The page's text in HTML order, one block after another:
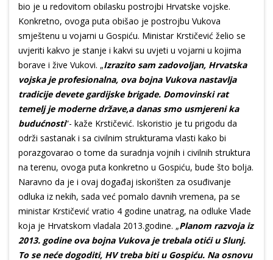
bio je u redovitom obilasku postrojbi Hrvatske vojske.
Konkretno, ovoga puta obišao je postrojbu Vukova
smještenu u vojarni u Gospiću. Ministar Krstičević želio se
uvjeriti kakvo je stanje i kakvi su uvjeti u vojarni u kojima
borave i žive Vukovi. „Izrazito sam zadovoljan, Hrvatska
vojska je profesionalna, ova bojna Vukova nastavlja
tradicije devete gardijske brigade. Domovinski rat
temelj je moderne države,a danas smo usmjereni ka
budućnosti“- kaže Krstičević. Iskoristio je tu prigodu da
održi sastanak i sa civilnim strukturama vlasti kako bi
porazgovarao o tome da suradnja vojnih i civilnih struktura
na terenu, ovoga puta konkretno u Gospiću, bude što bolja.
Naravno da je i ovaj događaj iskorišten za osuđivanje
odluka iz nekih, sada već pomalo davnih vremena, pa se
ministar Krstičević vratio 4 godine unatrag, na odluke Vlade
koja je Hrvatskom vladala 2013.godine. „Planom razvoja iz
2013. godine ova bojna Vukova je trebala otići u Slunj.
To se neće dogoditi, HV treba biti u Gospiću. Na osnovu